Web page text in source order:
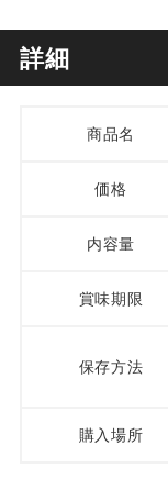
詳細
商品名
価格
内容量
賞味期限
保存方法
購入場所